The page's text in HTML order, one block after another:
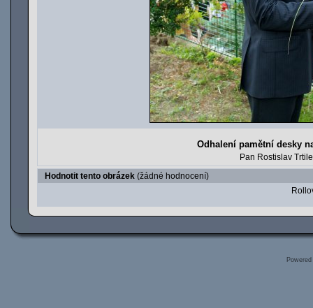
Odhalení pamětní desky
Pan Rostislav
Hodnotit tento obrázek (žádné hodnocení)